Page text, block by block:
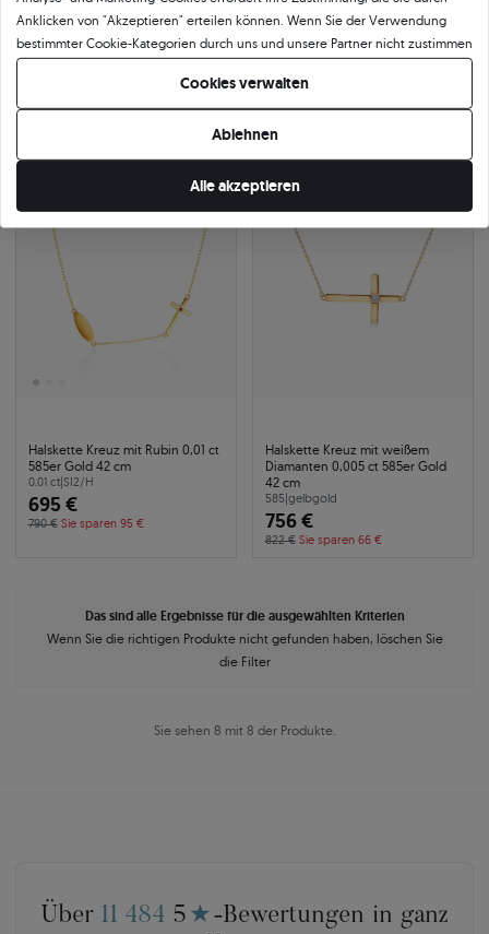
Halskette Kreuz Savicki: Silber,
Zirkonia
133 € Sie sparen 16 €
Halskette Kreuz mit weißen
Diamanten 0,05 ct 585er Gold 43
0.05 ct|SI2/G
708 €
Halskette Kreuz mit Rubin 0,01 ct
585er Gold 42 cm
0.01 ct|SI2/H
695 €
790 € Sie sparen 95 €
Halskette Kreuz mit weißem
Diamanten 0,005 ct 585er Gold
42 cm
585|gelbgold
756 €
822 € Sie sparen 66 €
Das sind alle Ergebnisse für die ausgewählten Kriterien
Wenn Sie die richtigen Produkte nicht gefunden haben, löschen Sie
die Filter
Sie sehen 8 mit 8 der Produkte.
Über 11 484 5 ★ -Bewertungen in ganz
Anklicken von "Akzeptieren" erteilen können. Wenn Sie der Verwendung
bestimmter Cookie-Kategorien durch uns und unsere Partner nicht zustimmen
möchten, klicken Sie auf "Lassen Sie mich wählen" und bestimmen Sie Ihre
Präferenzen. Sie können Ihre Zustimmung jederzeit widerrufen, indem Sie
Ihre Cookie-Einstellungen ändern.
Cookies verwalten
Ablehnen
Alle akzeptieren